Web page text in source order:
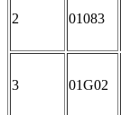
2 01083
3 01G02